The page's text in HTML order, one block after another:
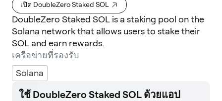
เปิด DoubleZero Staked SOL
DoubleZero Staked SOL is a staking pool on the
Solana network that allows users to stake their
SOL and earn rewards.
เครือข่ายที่รองรับ
Solana
ใช้ DoubleZero Staked SOL ด้วยแอป